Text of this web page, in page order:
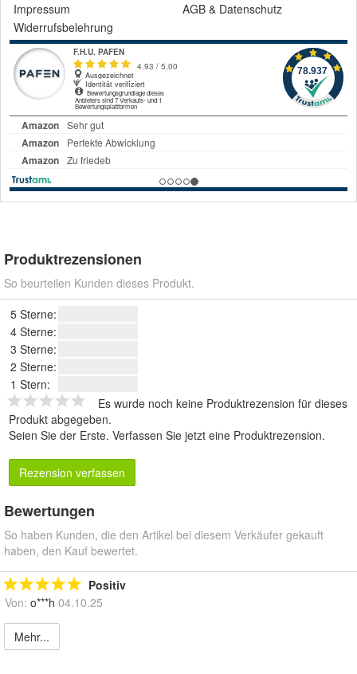
Impressum
AGB & Datenschutz
Widerrufsbelehrung
Produktrezensionen
So beurteilen Kunden dieses Produkt.
5 Sterne:
4 Sterne:
3 Sterne:
2 Sterne:
1 Stern:
Es wurde noch keine Produktrezension für dieses
Produkt abgegeben.
Seien Sie der Erste. Verfassen Sie jetzt eine Produktrezension.
Rezension verfassen
Bewertungen
So haben Kunden, die den Artikel bei diesem Verkäufer gekauft
haben, den Kauf bewertet.
Positiv
Von: o***h 04.10.25
Mehr...